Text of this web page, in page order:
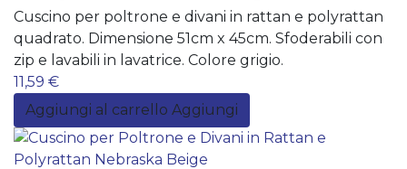
Cuscino per poltrone e divani in rattan e polyrattan
quadrato. Dimensione 51cm x 45cm. Sfoderabili con
zip e lavabili in lavatrice. Colore grigio.
11,59 €
Aggiungi al carrello Aggiungi